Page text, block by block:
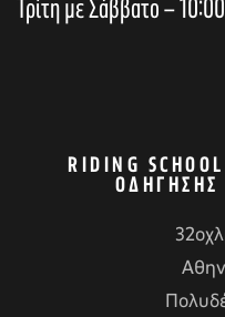
Τρίτη με Σάββατο –
RIDING